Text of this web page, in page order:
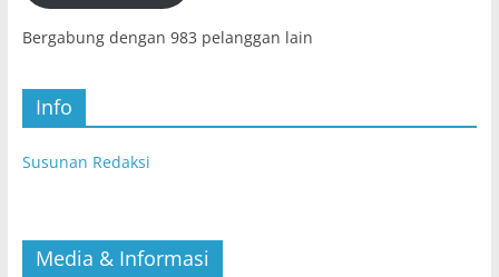
Bergabung dengan 983 pelanggan lain
Info
Susunan Redaksi
Media & Informasi